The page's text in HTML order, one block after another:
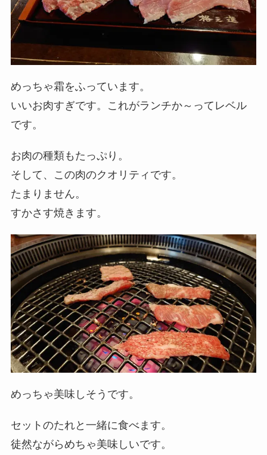
めっちゃ霜をふっています。
いいお肉すぎです。これがランチか～ってレベル
です。
お肉の種類もたっぷり。
そして、この肉のクオリティです。
たまりません。
すかさす焼きます。
めっちゃ美味しそうです。
セットのたれと一緒に食べます。
徒然ながらめちゃ美味しいです。